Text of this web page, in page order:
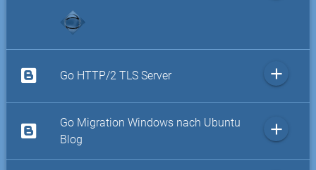
Go HTTP/2 TLS Server add
Go Migration Windows nach Ubuntu
Blog
add